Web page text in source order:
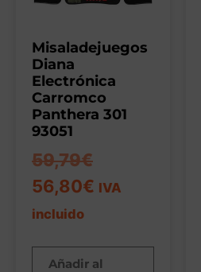
Misaladejuegos
Diana
Electrónica
Carromco
Panthera 301
93051
59,79€
56,80€ IVA
incluido
Añadir al